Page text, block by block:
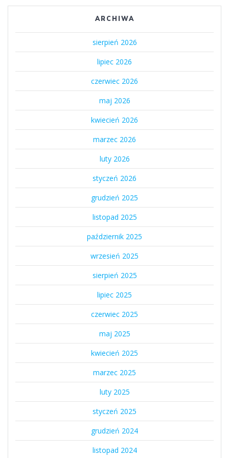
ARCHIWA
sierpień 2026
lipiec 2026
czerwiec 2026
maj 2026
kwiecień 2026
marzec 2026
luty 2026
styczeń 2026
grudzień 2025
listopad 2025
październik 2025
wrzesień 2025
sierpień 2025
lipiec 2025
czerwiec 2025
maj 2025
kwiecień 2025
marzec 2025
luty 2025
styczeń 2025
grudzień 2024
listopad 2024